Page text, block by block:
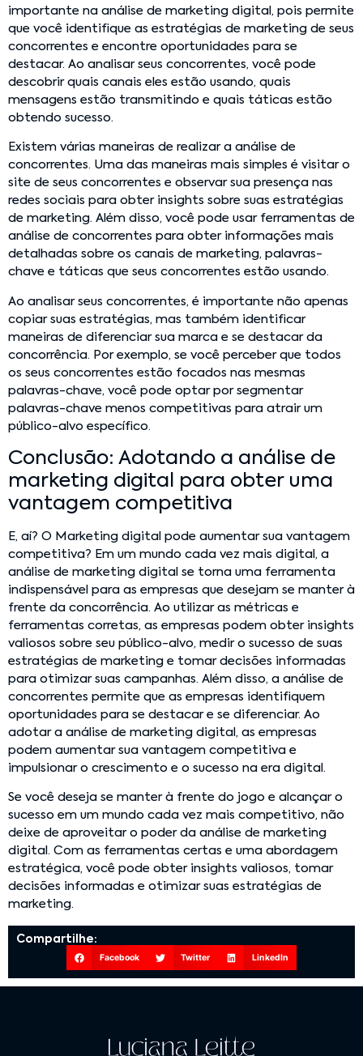
importante na análise de marketing digital, pois permite
que você identifique as estratégias de marketing de seus
concorrentes e encontre oportunidades para se
destacar. Ao analisar seus concorrentes, você pode
descobrir quais canais eles estão usando, quais
mensagens estão transmitindo e quais táticas estão
obtendo sucesso.
Existem várias maneiras de realizar a análise de
concorrentes. Uma das maneiras mais simples é visitar o
site de seus concorrentes e observar sua presença nas
redes sociais para obter insights sobre suas estratégias
de marketing. Além disso, você pode usar ferramentas de
análise de concorrentes para obter informações mais
detalhadas sobre os canais de marketing, palavras-
chave e táticas que seus concorrentes estão usando.
Ao analisar seus concorrentes, é importante não apenas
copiar suas estratégias, mas também identificar
maneiras de diferenciar sua marca e se destacar da
concorrência. Por exemplo, se você perceber que todos
os seus concorrentes estão focados nas mesmas
palavras-chave, você pode optar por segmentar
palavras-chave menos competitivas para atrair um
público-alvo específico.
Conclusão: Adotando a análise de
marketing digital para obter uma
vantagem competitiva
E, aí? O Marketing digital pode aumentar sua vantagem
competitiva? Em um mundo cada vez mais digital, a
análise de marketing digital se torna uma ferramenta
indispensável para as empresas que desejam se manter à
frente da concorrência. Ao utilizar as métricas e
ferramentas corretas, as empresas podem obter insights
valiosos sobre seu público-alvo, medir o sucesso de suas
estratégias de marketing e tomar decisões informadas
para otimizar suas campanhas. Além disso, a análise de
concorrentes permite que as empresas identifiquem
oportunidades para se destacar e se diferenciar. Ao
adotar a análise de marketing digital, as empresas
podem aumentar sua vantagem competitiva e
impulsionar o crescimento e o sucesso na era digital.
Se você deseja se manter à frente do jogo e alcançar o
sucesso em um mundo cada vez mais competitivo, não
deixe de aproveitar o poder da análise de marketing
digital. Com as ferramentas certas e uma abordagem
estratégica, você pode obter insights valiosos, tomar
decisões informadas e otimizar suas estratégias de
marketing.
Compartilhe:
Facebook Twitter LinkedIn